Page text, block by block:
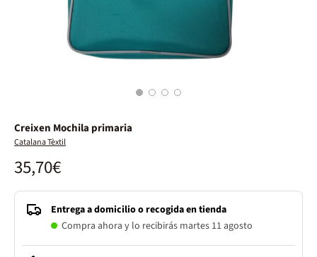
1 2 3 4
Creixen Mochila primaria
Catalana Tèxtil
35,70€
Entrega a domicilio o recogida en tienda
Compra ahora y lo recibirás martes 11 agosto